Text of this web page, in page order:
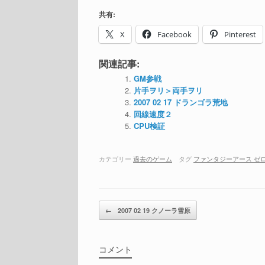
共有:
X
Facebook Pinterest
関連記事:
GM参戦
片手ヲリ＞両手ヲリ
2007 02 17 ドランゴラ荒地
回線速度２
CPU検証
カテゴリー 過去のゲーム タグ ファンタジーアース ゼロ
投稿ナビゲーション
← 2007 02 19 クノーラ雪原
コメント